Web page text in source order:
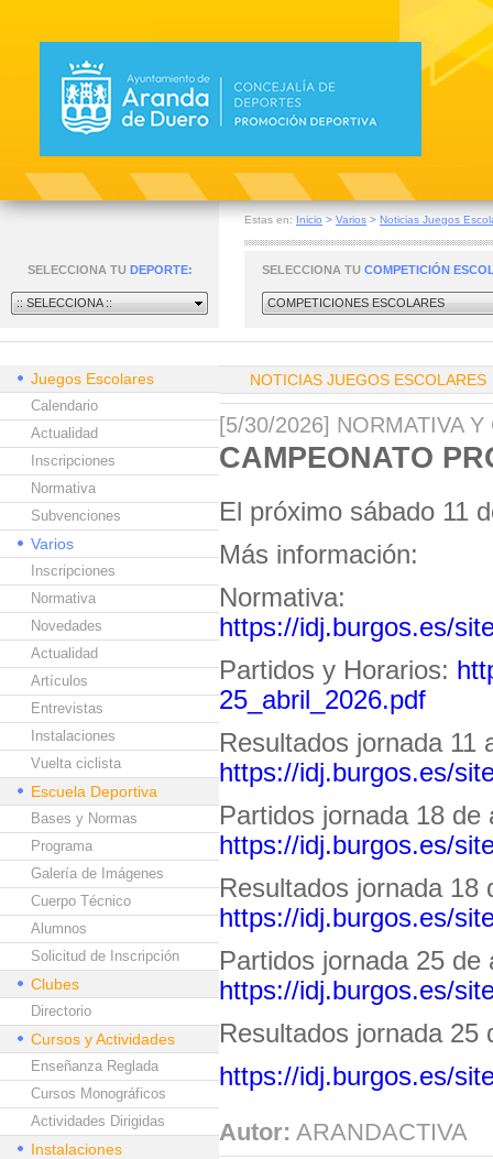
Estas en: Inicio > Varios > Noticias Juegos
SELECCIONA TU DEPORTE:
:: SELECCIONA ::
SELECCIONA TU COMPETICIÓN
COMPETICIONES ESCOLARES
Juegos Escolares
Calendario
Actualidad
Inscripciones
Normativa
Subvenciones
Varios
Inscripciones
Normativa
Novedades
Actualidad
Artículos
Entrevistas
Instalaciones
Vuelta ciclista
Escuela Deportiva
Bases y Normas
Programa
Galería de Imágenes
Cuerpo Técnico
Alumnos
Solicitud de Inscripción
Clubes
Directorio
Cursos y Actividades
Enseñanza Reglada
Cursos Monográficos
Actividades Dirigidas
Instalaciones
NOTICIAS JUEGOS ESCOLARES
[5/30/2026] NORMATIVA Y
CAMPEONATO
El próximo sábado 11
Más información:
Normativa:
https://idj.burgos.es/
Partidos y Horarios:
25_abril_2026.pdf
Resultados jornada 11
https://idj.burgos.es/
Partidos jornada 18 de
https://idj.burgos.es/
Resultados jornada 18
https://idj.burgos.es/
Partidos jornada 25 de
https://idj.burgos.es/
Resultados jornada 25
https://idj.burgos.es/
Autor: ARANDACTIVA